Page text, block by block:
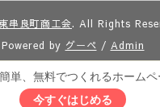
東串良町商工会. All Rights
Powered by グーペ / Admin
単、無料でつくれるホームペ
今すぐはじめる